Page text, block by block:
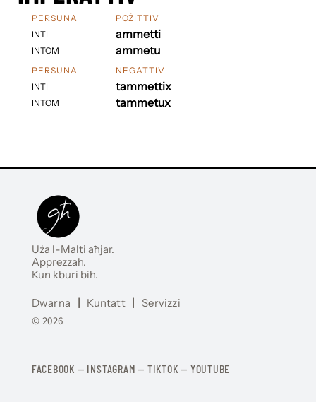
PERSUNA
INTI
INTOM
POŻITTIV
ammetti
ammetu
PERSUNA
INTI
INTOM
NEGATTIV
tammettix
tammetux
Uża l-Malti aħjar.
Apprezzah.
Kun kburi bih.
Dwarna | Kuntatt | Servizzi
© 2026
FACEBOOK — INSTAGRAM — TIKTOK — YOUTUBE